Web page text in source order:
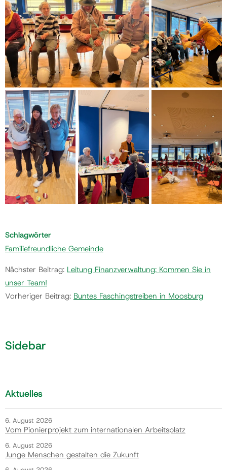
Schlagwörter
Familiefreundliche Gemeinde
Nächster Beitrag: Leitung Finanzverwaltung: Kommen Sie in
unser Team!
Vorheriger Beitrag: Buntes Faschingstreiben in Moosburg
Sidebar
Aktuelles
6. August 2026
Vom Pionierprojekt zum internationalen Arbeitsplatz
6. August 2026
Junge Menschen gestalten die Zukunft